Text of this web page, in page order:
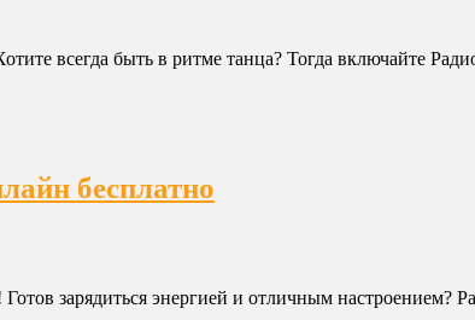
всегда быть в ритме танца? Тогда включайте
бесплатно
зарядиться энергией и отличным настроением?